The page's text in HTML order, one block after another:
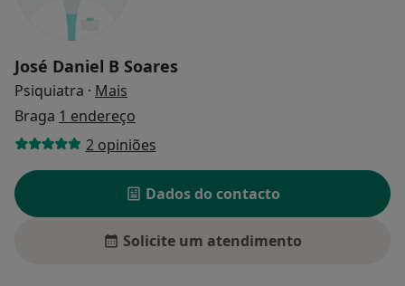
José Daniel B Soares
Psiquiatra · Mais
Braga 1 endereço
2 opiniões
Dados do contacto
Solicite um atendimento